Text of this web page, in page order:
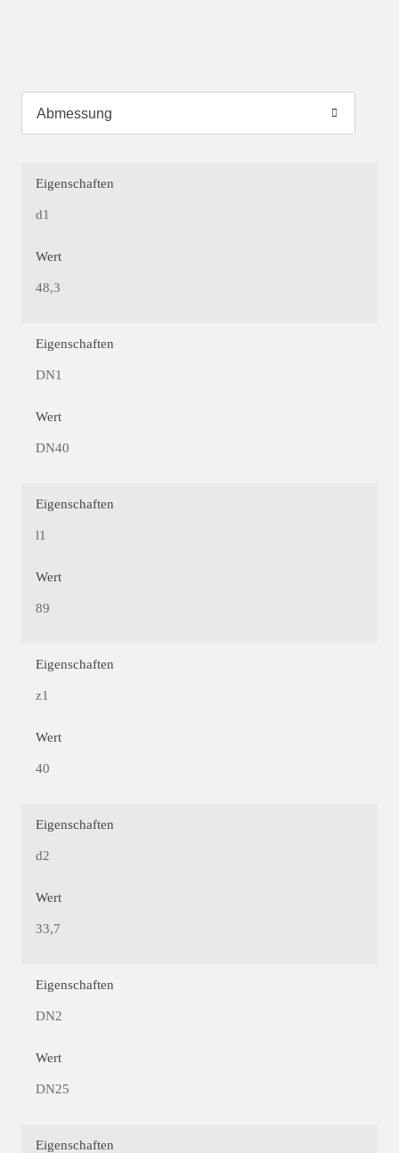
Eigenschaften
d1
Wert
48,3
Eigenschaften
DN1
Wert
DN40
Eigenschaften
l1
Wert
89
Eigenschaften
z1
Wert
40
Eigenschaften
d2
Wert
33,7
Eigenschaften
DN2
Wert
DN25
Eigenschaften